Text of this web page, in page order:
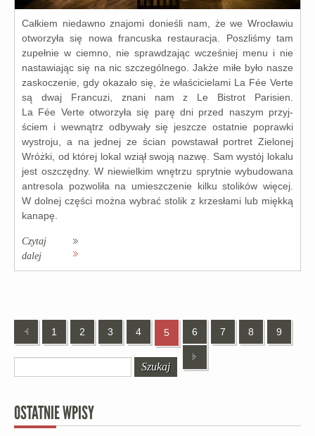
Całkiem nie­daw­no zna­jo­mi donie­śli nam, że we Wrocławiu
otwo­rzy­ła się nowa fran­cu­ska restau­ra­cja. Poszliśmy tam
zupeł­nie w ciem­no, nie spraw­dza­jąc wcze­śniej menu i nie
nasta­wia­jąc się na nic szcze­gól­ne­go. Jakże miłe było nasze
zasko­cze­nie, gdy oka­za­ło się, że wła­ści­cie­la­mi La Fée Verte
są dwaj Francuzi, zna­ni nam z Le Bistrot Parisien.
La Fée Verte otwo­rzy­ła się parę dni przed naszym przyj­
ściem i wewnątrz odby­wa­ły się jesz­cze ostat­nie popraw­ki
wystro­ju, a na jed­nej ze ścian powsta­wał por­tret Zielonej
Wróżki, od któ­rej lokal wziął swo­ją nazwę. Sam wystój loka­lu
jest oszczęd­ny. W nie­wiel­kim wnę­trzu spryt­nie wybu­do­wa­na
antre­so­la pozwo­li­ła na umiesz­cze­nie kil­ku sto­li­ków wię­cej.
W dol­nej czę­ści moż­na wybrać sto­lik z krze­sła­mi lub mięk­ką
kana­pę.
Czytaj
dalej
1 2 3 4 5 6 7 8 9
OSTATNIE WPISY